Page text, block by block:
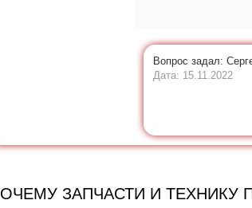
Вопрос задал:
Дата: 15.11.2022
ЗАПЧАСТИ И ТЕХНИКУ